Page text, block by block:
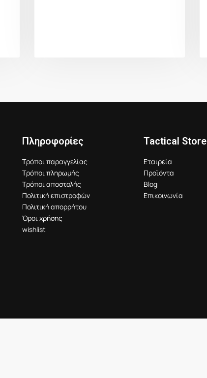
Πληροφορίες
Τρόποι παραγγελίας
Τρόποι πληρωμής
Τρόποι αποστολής
Πολιτική επιστροφών
Πολιτική απορρήτου
Όροι χρήσης
wishlist
Tactical Store
Εταιρεία
Προϊόντα
Blog
Επικοινωνία